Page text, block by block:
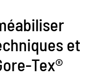
et
Tex®